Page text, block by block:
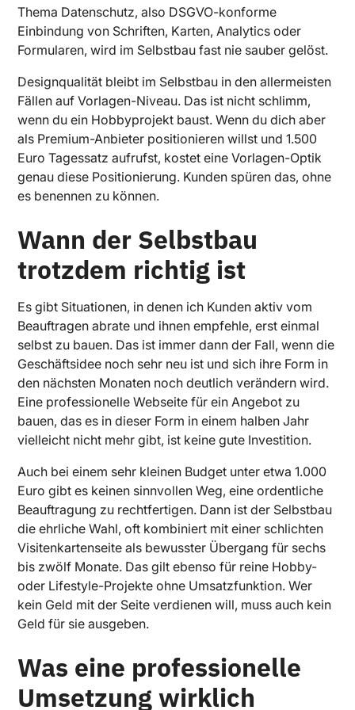
Thema Datenschutz, also DSGVO-konforme
Einbindung von Schriften, Karten, Analytics oder
Formularen, wird im Selbstbau fast nie sauber gelöst.
Designqualität bleibt im Selbstbau in den allermeisten
Fällen auf Vorlagen-Niveau. Das ist nicht schlimm,
wenn du ein Hobbyprojekt baust. Wenn du dich aber
als Premium-Anbieter positionieren willst und 1.500
Euro Tagessatz aufrufst, kostet eine Vorlagen-Optik
genau diese Positionierung. Kunden spüren das, ohne
es benennen zu können.
Wann der Selbstbau
trotzdem richtig ist
Es gibt Situationen, in denen ich Kunden aktiv vom
Beauftragen abrate und ihnen empfehle, erst einmal
selbst zu bauen. Das ist immer dann der Fall, wenn die
Geschäftsidee noch sehr neu ist und sich ihre Form in
den nächsten Monaten noch deutlich verändern wird.
Eine professionelle Webseite für ein Angebot zu
bauen, das es in dieser Form in einem halben Jahr
vielleicht nicht mehr gibt, ist keine gute Investition.
Auch bei einem sehr kleinen Budget unter etwa 1.000
Euro gibt es keinen sinnvollen Weg, eine ordentliche
Beauftragung zu rechtfertigen. Dann ist der Selbstbau
die ehrliche Wahl, oft kombiniert mit einer schlichten
Visitenkartenseite als bewusster Übergang für sechs
bis zwölf Monate. Das gilt ebenso für reine Hobby-
oder Lifestyle-Projekte ohne Umsatzfunktion. Wer
kein Geld mit der Seite verdienen will, muss auch kein
Geld für sie ausgeben.
Was eine professionelle
Umsetzung wirklich